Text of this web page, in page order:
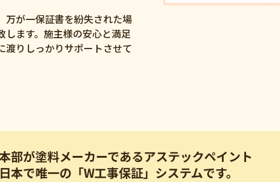
万が一保証書を紛失された場
します。施主様の安心と満足
渡りしっかりサポートさせて
部が塗料メーカーであるアステックペイント
本で唯一の「W工事保証」システムです。